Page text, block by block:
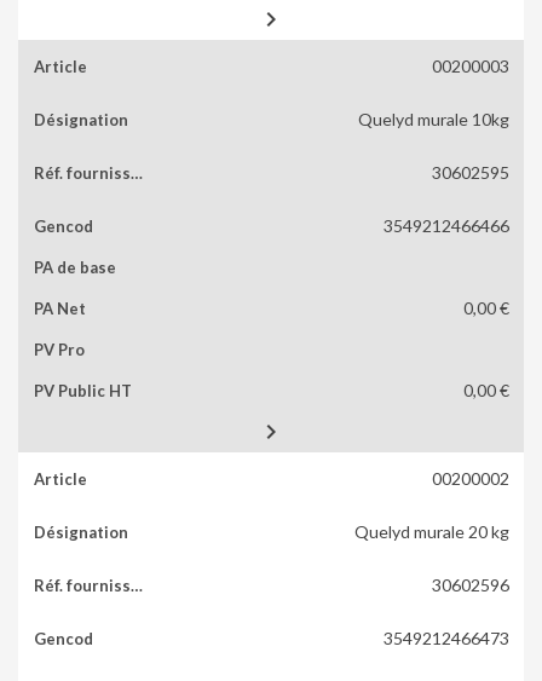

00200003
Quelyd murale 10kg
30602595
3549212466466
0,00 €
0,00 €

00200002
Quelyd murale 20 kg
30602596
3549212466473